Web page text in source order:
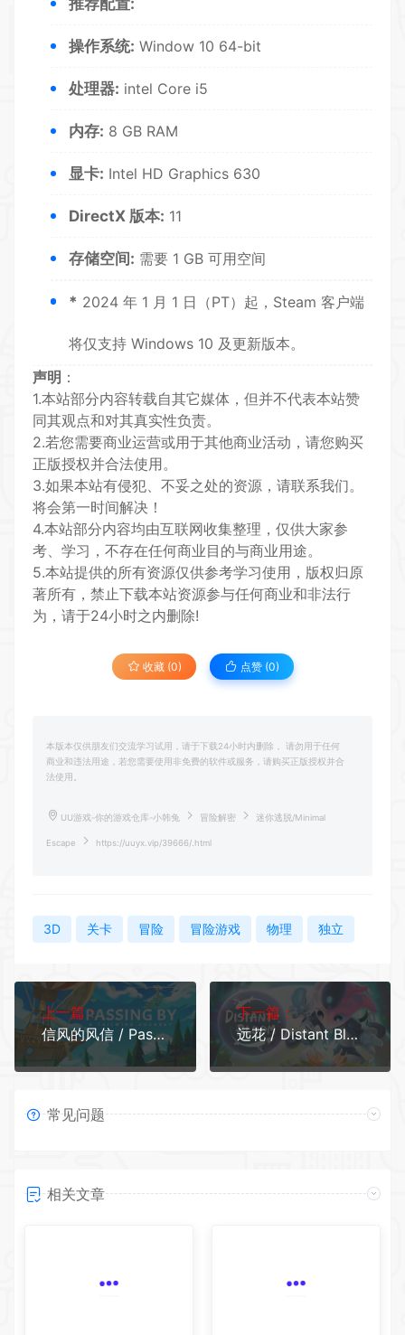
推荐配置:
操作系统: Window 10 64-bit
处理器: intel Core i5
内存: 8 GB RAM
显卡: Intel HD Graphics 630
DirectX 版本: 11
存储空间: 需要 1 GB 可用空间
* 2024 年 1 月 1 日（PT）起，Steam 客户端
将仅支持 Windows 10 及更新版本。
声明 ：
1.本站部分内容转载自其它媒体，但并不代表本站赞
同其观点和对其真实性负责。
2.若您需要商业运营或用于其他商业活动，请您购买
正版授权并合法使用。
3.如果本站有侵犯、不妥之处的资源，请联系我们。
将会第一时间解决！
4.本站部分内容均由互联网收集整理，仅供大家参
考、学习，不存在任何商业目的与商业用途。
5.本站提供的所有资源仅供参考学习使用，版权归原
著所有，禁止下载本站资源参与任何商业和非法行
为，请于24小时之内删除!
收藏 (0) 点赞 (0)
本版本仅供朋友们交流学习试用，请于下载24小时内删除， 请勿用于任何
商业和违法用途，若您需要使用非免费的软件或服务，请购买正版授权并合
法使用。
UU游戏-你的游戏仓库-小韩兔 冒险解密 迷你逃脱/Minimal
Escape https://uuyx.vip/39666/.html
3D 关卡 冒险 冒险游戏 物理 独立
上一篇：
信风的风信 / Passing By - A Tailwind Journey
下一篇：
远花 / Distant Bloom Demo
常见问题
相关文章